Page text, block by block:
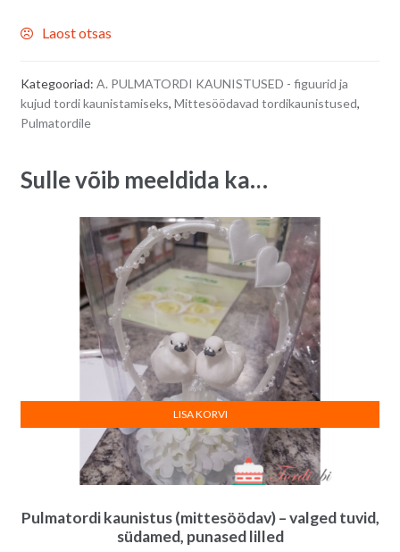
Laost otsas
Kategooriad: A. PULMATORDI KAUNISTUSED - figuurid ja
kujud tordi kaunistamiseks, Mittesöödavad tordikaunistused,
Pulmatordile
Sulle võib meeldida ka…
Pulmatordi kaunistus (mittesöödav) – valged tuvid,
südamed, punased lilled
LISA KORVI